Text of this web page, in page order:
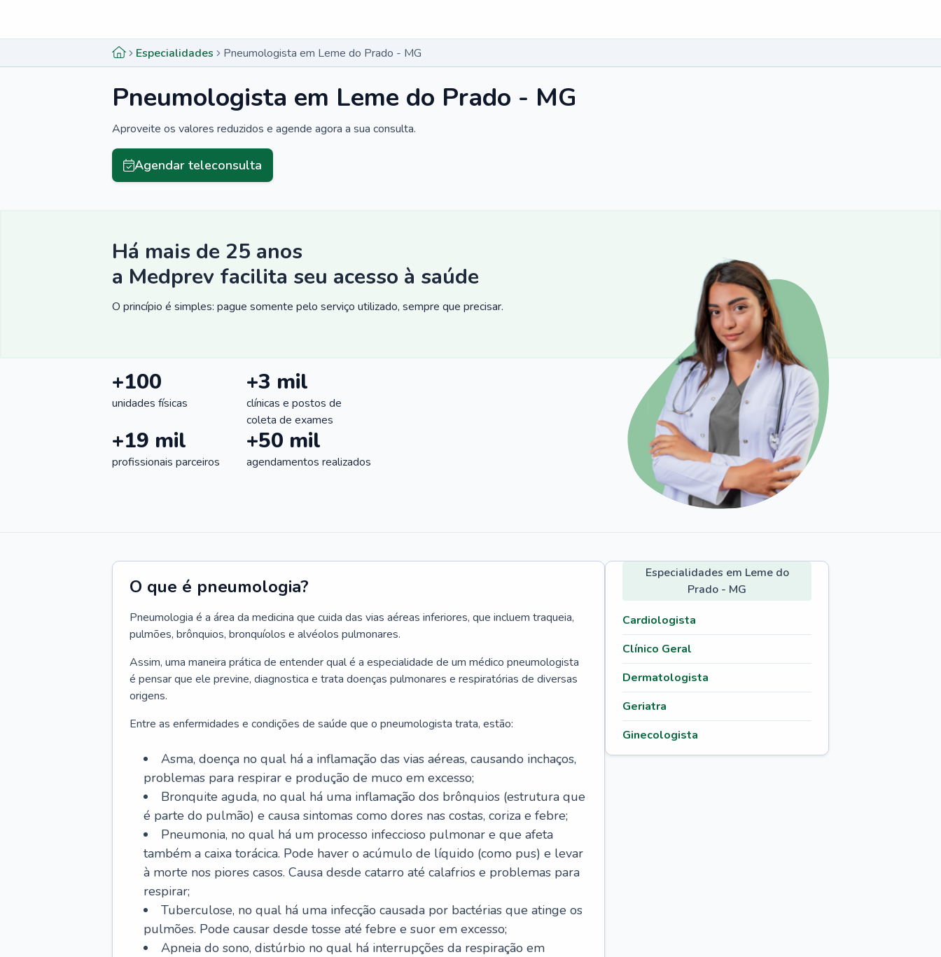
Especialidades Pneumologista em Leme do Prado - MG
Pneumologista em Leme do Prado - MG
Aproveite os valores reduzidos e agende agora a sua consulta.
Agendar teleconsulta
Há mais de 25 anos
a Medprev facilita seu acesso à saúde
O princípio é simples: pague somente pelo serviço utilizado, sempre que precisar.
+100
unidades físicas
+3 mil
clínicas e postos de
coleta de exames
+19 mil
profissionais parceiros
+50 mil
agendamentos realizados
O que é pneumologia?
Pneumologia é a área da medicina que cuida das vias aéreas inferiores, que incluem traqueia,
pulmões, brônquios, bronquíolos e alvéolos pulmonares.
Assim, uma maneira prática de entender qual é a especialidade de um médico pneumologista
é pensar que ele previne, diagnostica e trata doenças pulmonares e respiratórias de diversas
origens.
Entre as enfermidades e condições de saúde que o pneumologista trata, estão:
Asma, doença no qual há a inflamação das vias aéreas, causando inchaços,
problemas para respirar e produção de muco em excesso;
Bronquite aguda, no qual há uma inflamação dos brônquios (estrutura que
é parte do pulmão) e causa sintomas como dores nas costas, coriza e febre;
Pneumonia, no qual há um processo infeccioso pulmonar e que afeta
também a caixa torácica. Pode haver o acúmulo de líquido (como pus) e levar
à morte nos piores casos. Causa desde catarro até calafrios e problemas para
respirar;
Tuberculose, no qual há uma infecção causada por bactérias que atinge os
pulmões. Pode causar desde tosse até febre e suor em excesso;
Apneia do sono, distúrbio no qual há interrupções da respiração em
Especialidades em Leme do
Prado - MG
Cardiologista
Clínico Geral
Dermatologista
Geriatra
Ginecologista